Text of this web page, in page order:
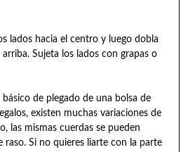
lados hacia el centro y luego dobla
Sujeta los lados con grapas o
de plegado de una bolsa de
existen muchas variaciones de
las mismas cuerdas se pueden
Si no quieres liarte con la parte